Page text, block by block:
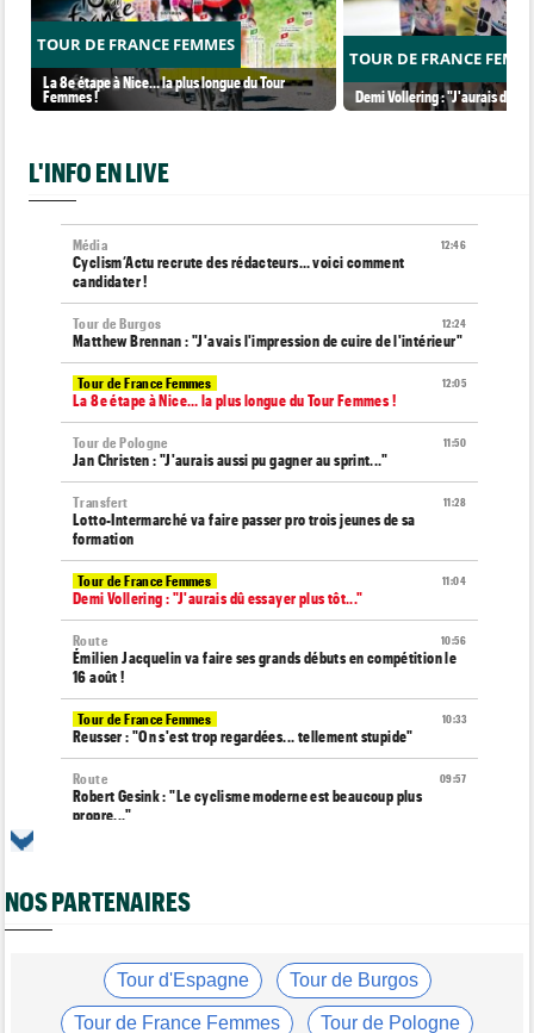
TOUR DE FRANCE FEMMES
La 8e étape à Nice… la plus longue du Tour
Femmes !
TOUR DE FRANCE
Demi Vollering : "J'aurais dû
L'INFO EN LIVE
12:46
Média
Cyclism’Actu recrute des rédacteurs… voici comment
candidater !
12:24
Tour de Burgos
Matthew Brennan : "J'avais l'impression de cuire de l'intérieur"
12:05
Tour de France Femmes
La 8e étape à Nice… la plus longue du Tour Femmes !
11:50
Tour de Pologne
Jan Christen : "J'aurais aussi pu gagner au sprint..."
11:28
Transfert
Lotto-Intermarché va faire passer pro trois jeunes de sa
formation
11:04
Tour de France Femmes
Demi Vollering : "J'aurais dû essayer plus tôt..."
10:56
Route
Émilien Jacquelin va faire ses grands débuts en compétition le
16 août !
10:33
Tour de France Femmes
Reusser : "On s'est trop regardées... tellement stupide"
09:57
Route
Robert Gesink : "Le cyclisme moderne est beaucoup plus
propre..."
Tour de France Femmes
Championnats du Monde
Voici la sélection française pour les Championnats du monde
NOS PARTENAIRES
Tour d'Espagne Tour de Burgos
Tour de France Femmes Tour de Pologne